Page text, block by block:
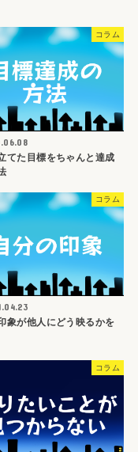
コラム
てた目標をちゃんと達成
コラム
象が他人にどう映るかを
コラム